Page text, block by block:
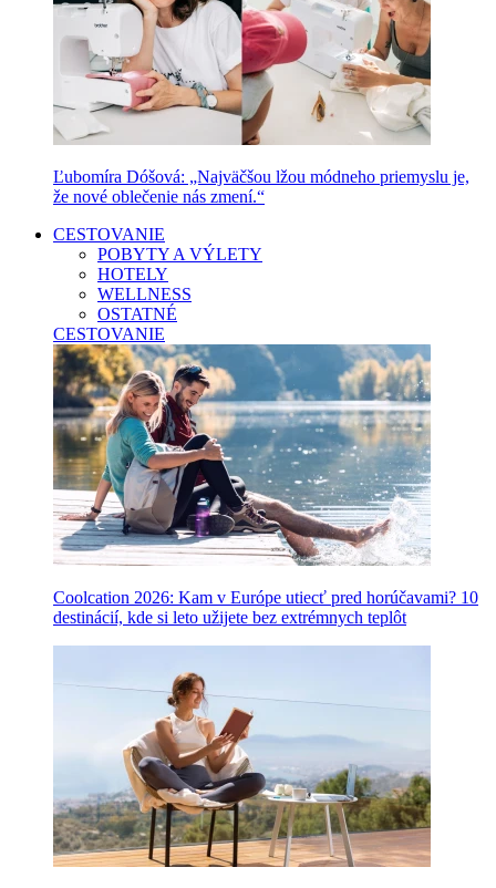
Ľubomíra Dóšová: „Najväčšou lžou módneho priemyslu je,
že nové oblečenie nás zmení.“
CESTOVANIE
POBYTY A VÝLETY
HOTELY
WELLNESS
OSTATNÉ
CESTOVANIE
Coolcation 2026: Kam v Európe utiecť pred horúčavami? 10
destinácií, kde si leto užijete bez extrémnych teplôt